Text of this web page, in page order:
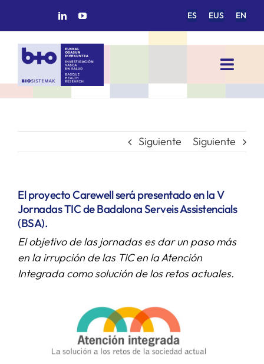
ES EUS EN
Toggle
INICIO
GRUPOS DE INVESTIGACIÓN
PROYECTOS/COLABORACIONES
Siguiente Siguiente
El proyecto Carewell será presentado en la V
Jornadas TIC de Badalona Serveis Assistencials
(BSA).
El objetivo de las jornadas es dar un paso más
en la irrupción de las TIC en la Atención
Integrada como solución de los retos actuales.